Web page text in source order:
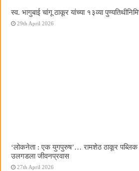
स्व. भागुबाई चांगू ठाकूर यांच्या १३व्या
29th April 2026
‌‘लोकनेता : एक युगपुरुष‌’… रामशेठ ठाकूर पब्लिक
उलगडला जीवनप्रवास
27th April 2026